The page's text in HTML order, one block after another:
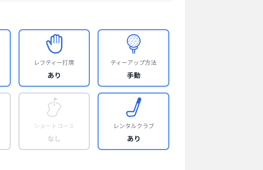
レフティー打席
あり
ティーアップ方法
手動
ショートコース
なし
レンタルクラブ
あり